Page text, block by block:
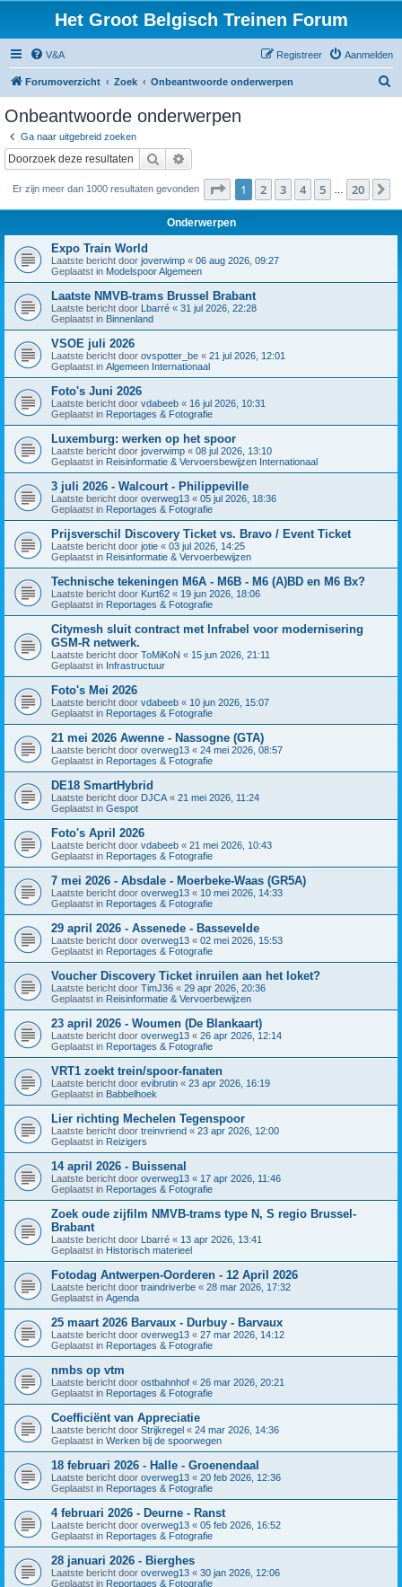
Het Groot Belgisch Treinen Forum
V&A Aanmelden
Registreer
Forumoverzicht Zoek Onbeantwoorde onderwerpen
Onbeantwoorde onderwerpen
Ga naar uitgebreid zoeken
Zoek
Er zijn meer dan 1000 resultaten gevonden Pagina van 20
1 2 3 4 5 20
Onderwerpen
Expo Train World
Laatste bericht door joverwimp « 06 aug 2026, 09:27
Geplaatst in Modelspoor Algemeen
Laatste NMVB-trams Brussel Brabant
Laatste bericht door Lbarré « 31 jul 2026, 22:28
Geplaatst in Binnenland
VSOE juli 2026
Laatste bericht door ovspotter_be « 21 jul 2026, 12:01
Geplaatst in Algemeen Internationaal
Foto's Juni 2026
Laatste bericht door vdabeeb « 16 jul 2026, 10:31
Geplaatst in Reportages & Fotografie
Luxemburg: werken op het spoor
Laatste bericht door joverwimp « 08 jul 2026, 13:10
Geplaatst in Reisinformatie & Vervoersbewijzen Internationaal
3 juli 2026 - Walcourt - Philippeville
Laatste bericht door overweg13 « 05 jul 2026, 18:36
Geplaatst in Reportages & Fotografie
Prijsverschil Discovery Ticket vs. Bravo / Event Ticket
Laatste bericht door jotie « 03 jul 2026, 14:25
Geplaatst in Reisinformatie & Vervoerbewijzen
Technische tekeningen M6A - M6B - M6 (A)BD en M6 Bx?
Laatste bericht door Kurt62 « 19 jun 2026, 18:06
Geplaatst in Reportages & Fotografie
Citymesh sluit contract met Infrabel voor modernisering
GSM-R netwerk.
Laatste bericht door ToMiKoN « 15 jun 2026, 21:11
Geplaatst in Infrastructuur
Foto's Mei 2026
Laatste bericht door vdabeeb « 10 jun 2026, 15:07
Geplaatst in Reportages & Fotografie
21 mei 2026 Awenne - Nassogne (GTA)
Laatste bericht door overweg13 « 24 mei 2026, 08:57
Geplaatst in Reportages & Fotografie
DE18 SmartHybrid
Laatste bericht door DJCA « 21 mei 2026, 11:24
Geplaatst in Gespot
Foto's April 2026
Laatste bericht door vdabeeb « 21 mei 2026, 10:43
Geplaatst in Reportages & Fotografie
7 mei 2026 - Absdale - Moerbeke-Waas (GR5A)
Laatste bericht door overweg13 « 10 mei 2026, 14:33
Geplaatst in Reportages & Fotografie
29 april 2026 - Assenede - Bassevelde
Laatste bericht door overweg13 « 02 mei 2026, 15:53
Geplaatst in Reportages & Fotografie
Voucher Discovery Ticket inruilen aan het loket?
Laatste bericht door TimJ36 « 29 apr 2026, 20:36
Geplaatst in Reisinformatie & Vervoerbewijzen
23 april 2026 - Woumen (De Blankaart)
Laatste bericht door overweg13 « 26 apr 2026, 12:14
Geplaatst in Reportages & Fotografie
VRT1 zoekt trein/spoor-fanaten
Laatste bericht door evibrutin « 23 apr 2026, 16:19
Geplaatst in Babbelhoek
Lier richting Mechelen Tegenspoor
Laatste bericht door treinvriend « 23 apr 2026, 12:00
Geplaatst in Reizigers
14 april 2026 - Buissenal
Laatste bericht door overweg13 « 17 apr 2026, 11:46
Geplaatst in Reportages & Fotografie
Zoek oude zijfilm NMVB-trams type N, S regio Brussel-
Brabant
Laatste bericht door Lbarré « 13 apr 2026, 13:41
Geplaatst in Historisch materieel
Fotodag Antwerpen-Oorderen - 12 April 2026
Laatste bericht door traindriverbe « 28 mar 2026, 17:32
Geplaatst in Agenda
25 maart 2026 Barvaux - Durbuy - Barvaux
Laatste bericht door overweg13 « 27 mar 2026, 14:12
Geplaatst in Reportages & Fotografie
nmbs op vtm
Laatste bericht door ostbahnhof « 26 mar 2026, 20:21
Geplaatst in Reportages & Fotografie
Coefficiënt van Appreciatie
Laatste bericht door Strijkregel « 24 mar 2026, 14:36
Geplaatst in Werken bij de spoorwegen
18 februari 2026 - Halle - Groenendaal
Laatste bericht door overweg13 « 20 feb 2026, 12:36
Geplaatst in Reportages & Fotografie
4 februari 2026 - Deurne - Ranst
Laatste bericht door overweg13 « 05 feb 2026, 16:52
Geplaatst in Reportages & Fotografie
28 januari 2026 - Bierghes
Laatste bericht door overweg13 « 30 jan 2026, 12:06
Geplaatst in Reportages & Fotografie